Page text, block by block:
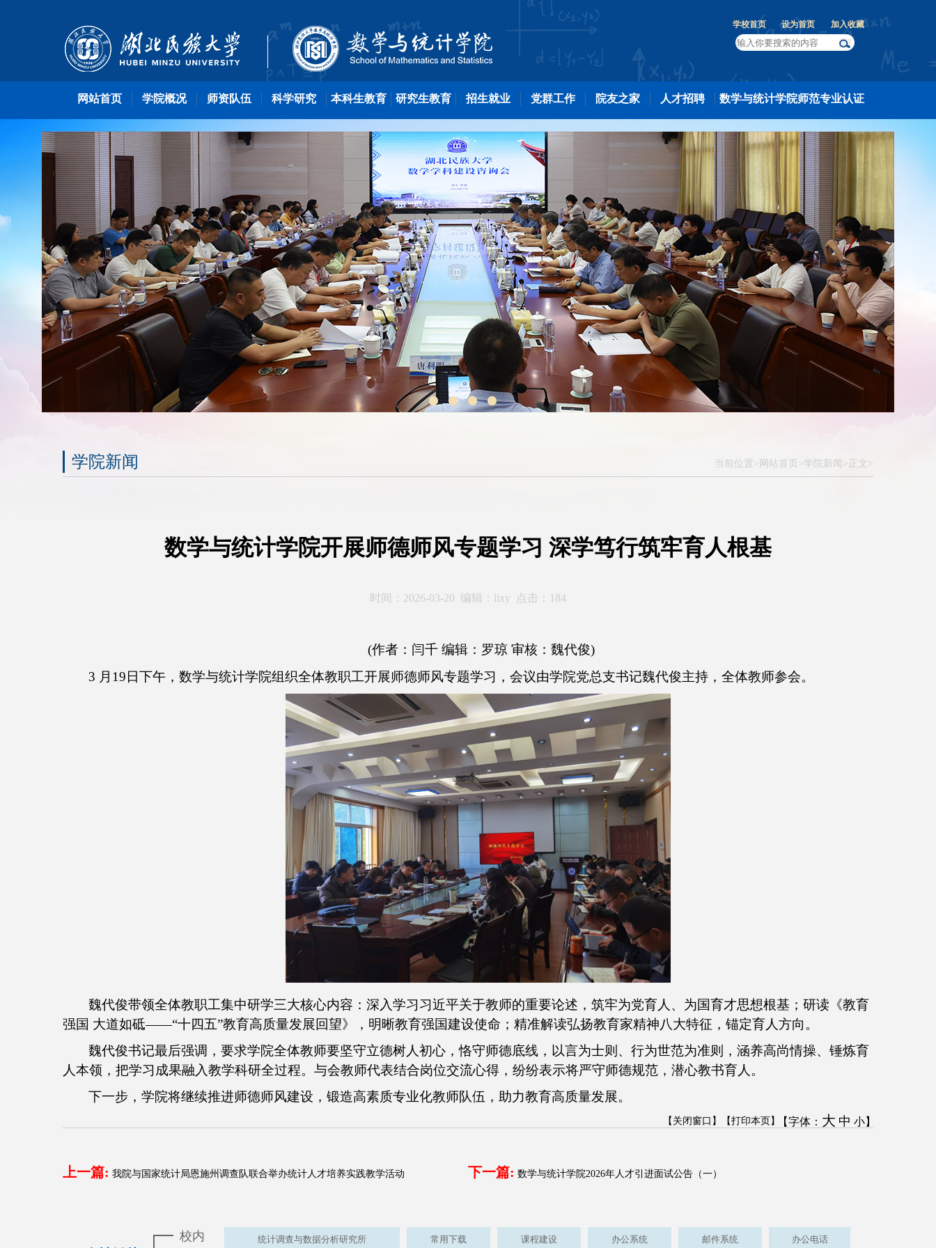
学校首页 设为首页 加入收藏
网站首页 学院概况 师资队伍 科学研究 本科生教育 研究生教育 招生就业 党群工作 院友之家 人才招聘 数学与统计学院师范专业认证
学院新闻 当前位置> 网站首页>学院新闻> 正文>
数学与统计学院开展师德师风专题学习 深学笃行筑牢育人根基
时间：2026-03-20 编辑：lixy 点击： 184
(作者：闫千 编辑：罗琼 审核：魏代俊)
3 月 19日下午，数学与统计学院组织全体教职工开展师德师风专题学习，会议由学院党总支书记魏代俊主持，全体教师参会。
魏代俊带领全体教职工集中研学三大核心内容：深入学习习近平关于教师的重要论述，筑牢为党育人、为国育才思想根基；研读《教育
强国 大道如砥——“十四五”教育高质量发展回望》，明晰教育强国建设使命；精准解读弘扬教育家精神八大特征，锚定育人方向。
魏代俊书记最后强调，要求学院全体教师要坚守立德树人初心，恪守师德底线，以言为士则、行为世范为准则，涵养高尚情操、锤炼育
人本领，把学习成果融入教学科研全过程。与会教师代表结合岗位交流心得，纷纷表示将严守师德规范，潜心教书育人。
下一步，学院将继续推进师德师风建设，锻造高素质专业化教师队伍，助力教育高质量发展。
【字体： 大 中 小】
【打印本页】
【关闭窗口】
上一篇: 我院与国家统计局恩施州调查队联合举办统计人才培养实践教学活动 下一篇: 数学与统计学院2026年人才引进面试公告（一）
校内 统计调查与数据分析研究所 常用下载 课程建设 办公系统 邮件系统 办公电话